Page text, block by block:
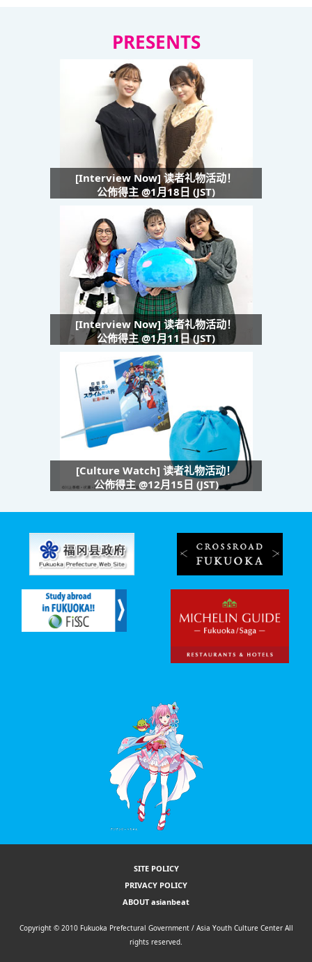
PRESENTS
[Interview Now] 读者礼物活动！
公佈得主 @1月18日 (JST)
[Interview Now] 读者礼物活动！
公佈得主 @1月11日 (JST)
[Culture Watch] 读者礼物活动！
公佈得主 @12月15日 (JST)
SITE POLICY
PRIVACY POLICY
ABOUT asianbeat
Copyright © 2010 Fukuoka Prefectural Government / Asia Youth Culture Center All
rights reserved.